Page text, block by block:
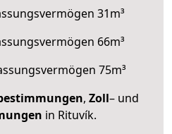
31m³
66m³
75m³
, Zoll– und
in Rituvík.